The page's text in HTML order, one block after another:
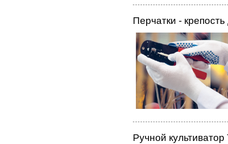
Перчатки - крепость
Ручной